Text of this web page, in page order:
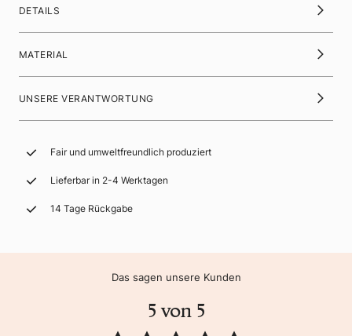
DETAILS
MATERIAL
UNSERE VERANTWORTUNG
Fair und umweltfreundlich produziert
Lieferbar in 2-4 Werktagen
14 Tage Rückgabe
Das sagen unsere Kunden
5 von 5